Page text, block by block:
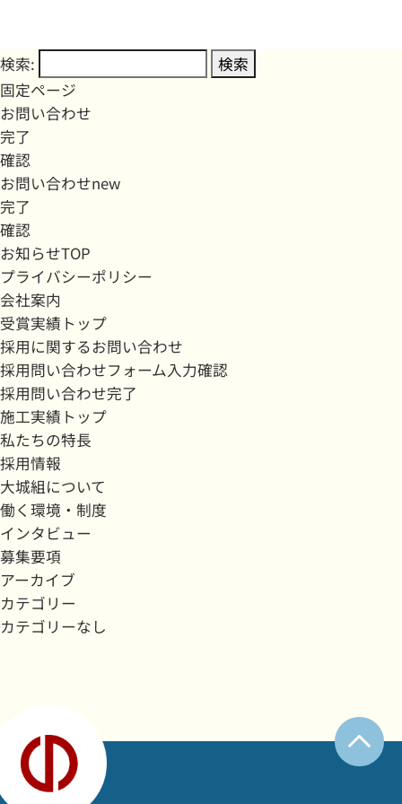
検索:
固定ページ
お問い合わせ
完了
確認
お問い合わせnew
完了
確認
お知らせTOP
プライバシーポリシー
会社案内
受賞実績トップ
採用に関するお問い合わせ
採用問い合わせフォーム入力確認
採用問い合わせ完了
施工実績トップ
私たちの特長
採用情報
大城組について
働く環境・制度
インタビュー
募集要項
アーカイブ
カテゴリー
カテゴリーなし